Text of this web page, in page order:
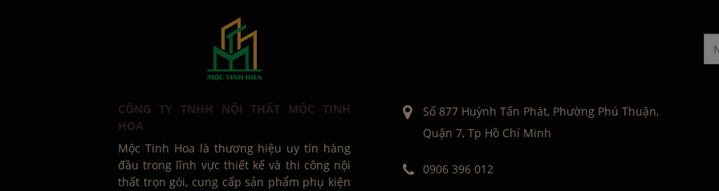
CÔNG TY TNHH NỘI THẤT MỘC TINH
HOA
Mộc Tinh Hoa là thương hiệu uy tín hàng
đầu trong lĩnh vực thiết kế và thi công nội
thất trọn gói, cung cấp sản phẩm phụ kiện
Số 877 Huỳnh Tấn Phát, Phường Phú Thuận,
Quận 7, Tp Hồ Chí Minh
0906 396 012